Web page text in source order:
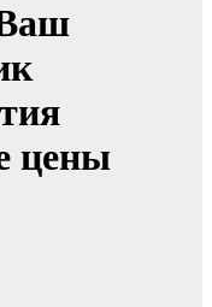
цены